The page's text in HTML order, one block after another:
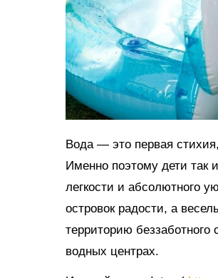
Вода — это первая
Именно поэтому дети так
легкости и абсолютного
островок радости, а
территорию
водных центрах.